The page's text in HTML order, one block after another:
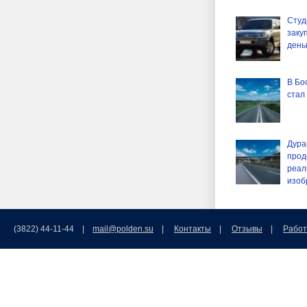
В
(3822) 44-11-44 | mail@polden.su Контакты Отзывы